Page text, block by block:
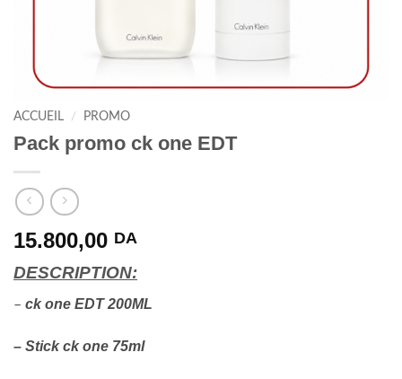
ACCUEIL / PROMO
Pack promo ck one EDT
15.800,00 DA
DESCRIPTION:
– ck one EDT 200ML
– Stick ck one 75ml